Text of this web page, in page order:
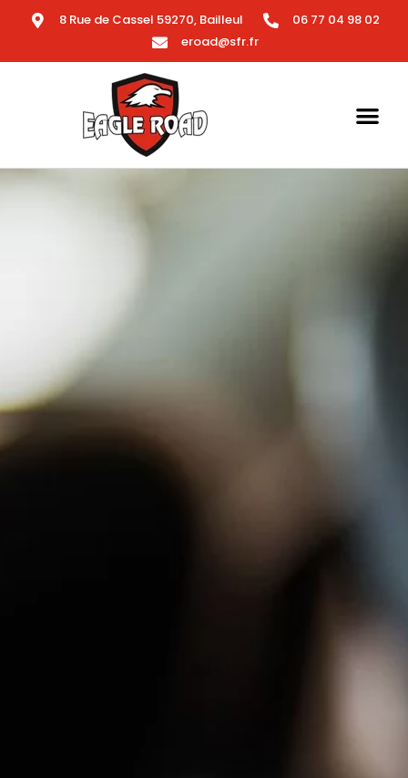
8 Rue de Cassel 59270, Bailleul
06 77 04 98 02
eroad@sfr.fr